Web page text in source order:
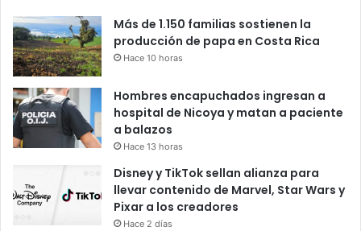
Más de 1.150 familias sostienen la
producción de papa en Costa Rica
Hace 10 horas
Hombres encapuchados ingresan a
hospital de Nicoya y matan a paciente
a balazos
Hace 13 horas
Disney y TikTok sellan alianza para
llevar contenido de Marvel, Star Wars y
Pixar a los creadores
Hace 2 días